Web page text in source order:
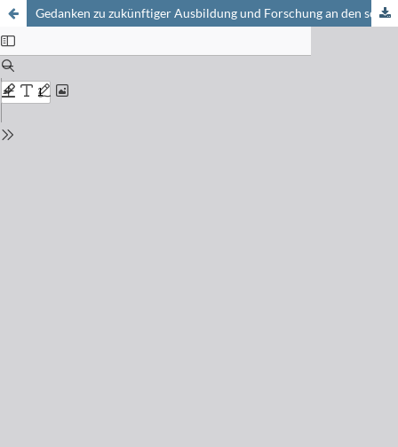
Gedanken zu zukünftiger Ausbildung und Forschung an den schweizerischen Hochschulen